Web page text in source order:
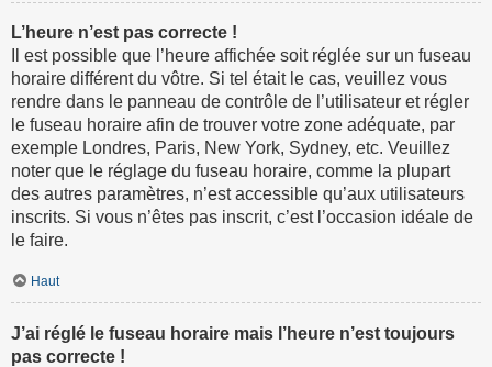
L’heure n’est pas correcte !
Il est possible que l’heure affichée soit réglée sur un fuseau
horaire différent du vôtre. Si tel était le cas, veuillez vous
rendre dans le panneau de contrôle de l’utilisateur et régler
le fuseau horaire afin de trouver votre zone adéquate, par
exemple Londres, Paris, New York, Sydney, etc. Veuillez
noter que le réglage du fuseau horaire, comme la plupart
des autres paramètres, n’est accessible qu’aux utilisateurs
inscrits. Si vous n’êtes pas inscrit, c’est l’occasion idéale de
le faire.
Haut
J’ai réglé le fuseau horaire mais l’heure n’est toujours
pas correcte !